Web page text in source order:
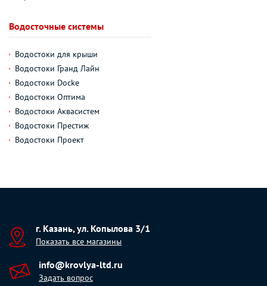
Водосточные системы
Водостоки для крыши
Водостоки Гранд Лайн
Водостоки Docke
Водостоки Оптима
Водостоки Аквасистем
Водостоки Престиж
Водостоки Проект
г. Казань, ул. Копылова 3/1
Показать все магазины
info@krovlya-ltd.ru
Задать вопрос